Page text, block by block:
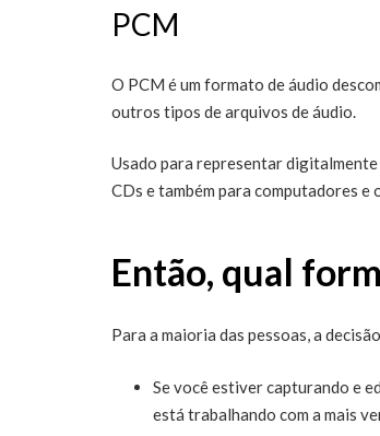
PCM
O PCM é um formato de áudio
outros tipos de arquivos de áudio.
Usado para representar
CDs e também para computadores
Então, qual
Para a maioria das pessoas, a
Se você estiver capturando e
está trabalhando com a mais